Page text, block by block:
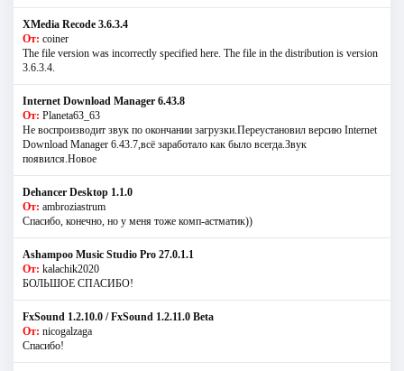
XMedia Recode 3.6.3.4
От: coiner
The file version was incorrectly specified here. The file in the distribution is version
3.6.3.4.
Internet Download Manager 6.43.8
От: Planeta63_63
Не воспроизводит звук по окончании загрузки.Переустановил версию Internet
Download Manager 6.43.7,всё заработало как было всегда.Звук
появился.Новое
Dehancer Desktop 1.1.0
От: ambroziastrum
Спасибо, конечно, но у меня тоже комп-астматик))
Ashampoo Music Studio Pro 27.0.1.1
От: kalachik2020
БОЛЬШОЕ СПАСИБО!
FxSound 1.2.10.0 / FxSound 1.2.11.0 Beta
От: nicogalzaga
Спасибо!